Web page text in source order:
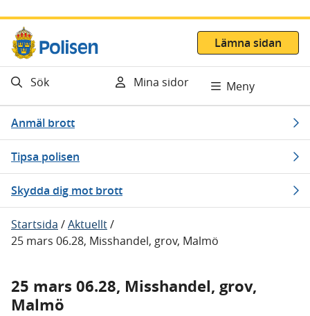
Gå direkt till innehåll
Lämna sidan
Sök Mina sidor Meny
Anmäl brott
Tipsa polisen
Skydda dig mot brott
Startsida /Aktuellt/
25 mars 06.28, Misshandel, grov, Malmö
25 mars 06.28, Misshandel, grov,
Malmö